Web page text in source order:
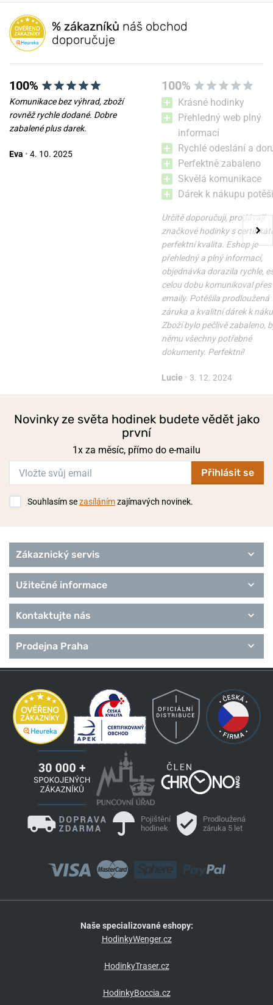
Přidat dotaz
NA PRODEJNĚ
NA PRODEJNĚ
Boccia Titanium 3165-11
Skladem v pondělí 10. 8. u vás
3 690 Kč
% zákazníků náš obchod
doporučuje
100%
Komunikace bez výhrad, zboží
rovněž rychle dodané. Dobre
zabalené plus darek.
Eva • 4. 10. 2025
100%
Krásné hodinky
Přehledný web plný
informací
Rychlé odeslání a
Perfektně zabaleno
Skvělá komunikace
Dárek k nákupu
Určitě doporučuji, prodávají
značkové hodinky s
perfektní kvalita. Eshop je
přehledný a plný informací,
objednávka dorazila rychle,
celou dobu komunikoval přes
emaily. Potěšila prodloužená
záruka a kvalitní dárek k
Zboží bylo pečlivě zabaleno,
němu všechny potřebné
dokumenty. Perfektní!
Lucie • 3. 12. 2024
Novinky ze světa hodinek budete vědět jako
první
1x za měsíc, přímo do e-mailu
Přihlásit se
Souhlasím sezasílánímzajímavých novinek.
Zákaznický servis
Užitečné informace
Kontaktujte nás
Prodejna Praha
Pojištění
hodinek
Prodloužená
záruka 5 let
Naše specializované eshopy:
HodinkyWenger.cz
HodinkyTraser.cz
HodinkyBoccia.cz